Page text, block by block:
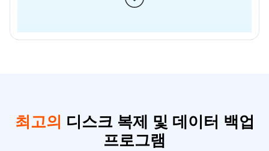
최고의 디스크 복제 및 데이터 백업
프로그램